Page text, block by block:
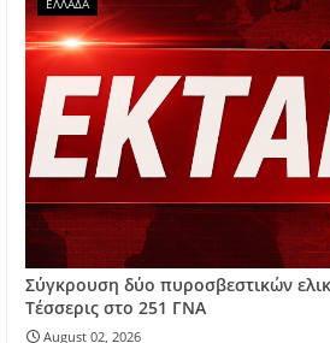
ΕΛΛΑΔΑ
Σύγκρουση δύο πυροσβεστικών
Τέσσερις στο 251 ΓΝΑ
August 02, 2026